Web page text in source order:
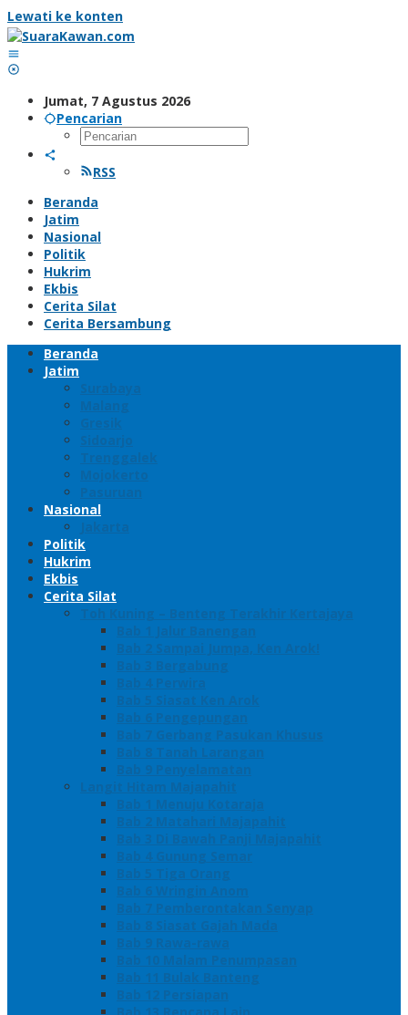
Lewati ke konten
Jumat, 7 Agustus 2026
Pencarian
RSS
Beranda
Jatim
Nasional
Politik
Hukrim
Ekbis
Cerita Silat
Cerita Bersambung
Beranda
Jatim
Surabaya
Malang
Gresik
Sidoarjo
Trenggalek
Mojokerto
Pasuruan
Nasional
Jakarta
Politik
Hukrim
Ekbis
Cerita Silat
Toh Kuning – Benteng Terakhir Kertajaya
Bab 1 Jalur Banengan
Bab 2 Sampai Jumpa, Ken Arok!
Bab 3 Bergabung
Bab 4 Perwira
Bab 5 Siasat Ken Arok
Bab 6 Pengepungan
Bab 7 Gerbang Pasukan Khusus
Bab 8 Tanah Larangan
Bab 9 Penyelamatan
Langit Hitam Majapahit
Bab 1 Menuju Kotaraja
Bab 2 Matahari Majapahit
Bab 3 Di Bawah Panji Majapahit
Bab 4 Gunung Semar
Bab 5 Tiga Orang
Bab 6 Wringin Anom
Bab 7 Pemberontakan Senyap
Bab 8 Siasat Gajah Mada
Bab 9 Rawa-rawa
Bab 10 Malam Penumpasan
Bab 11 Bulak Banteng
Bab 12 Persiapan